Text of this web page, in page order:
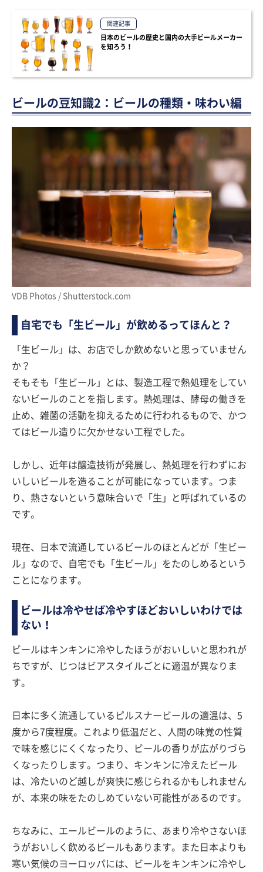
関連記事
日本のビールの歴史と国内の大手ビールメーカー
を知ろう！
ビールの豆知識2：ビールの種類・味わい編
VDB Photos / Shutterstock.com
自宅でも「生ビール」が飲めるってほんと？
「生ビール」は、お店でしか飲めないと思っていません
か？
そもそも「生ビール」とは、製造工程で熱処理をしてい
ないビールのことを指します。熱処理は、酵母の働きを
止め、雑菌の活動を抑えるために行われるもので、かつ
てはビール造りに欠かせない工程でした。
しかし、近年は醸造技術が発展し、熱処理を行わずにお
いしいビールを造ることが可能になっています。つま
り、熱さないという意味合いで「生」と呼ばれているの
です。
現在、日本で流通しているビールのほとんどが「生ビー
ル」なので、自宅でも「生ビール」をたのしめるという
ことになります。
ビールは冷やせば冷やすほどおいしいわけでは
ない！
ビールはキンキンに冷やしたほうがおいしいと思われが
ちですが、じつはビアスタイルごとに適温が異なりま
す。
日本に多く流通しているピルスナービールの適温は、5
度から7度程度。これより低温だと、人間の味覚の性質
で味を感じにくくなったり、ビールの香りが広がりづら
くなったりします。つまり、キンキンに冷えたビール
は、冷たいのど越しが爽快に感じられるかもしれません
が、本来の味をたのしめていない可能性があるのです。
ちなみに、エールビールのように、あまり冷やさないほ
うがおいしく飲めるビールもあります。また日本よりも
寒い気候のヨーロッパには、ビールをキンキンに冷やし